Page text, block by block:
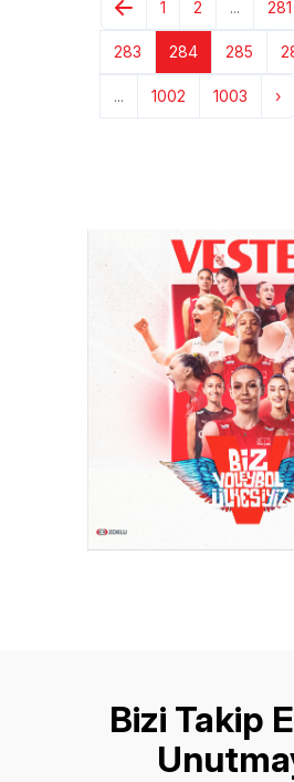
1 2 ... 281
283 284 285
... 1002 1003 ›
Bizi Takip